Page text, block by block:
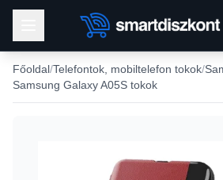
Főoldal Telefontok, mobiltelefon tokok
Samsung Galaxy A05S tokok